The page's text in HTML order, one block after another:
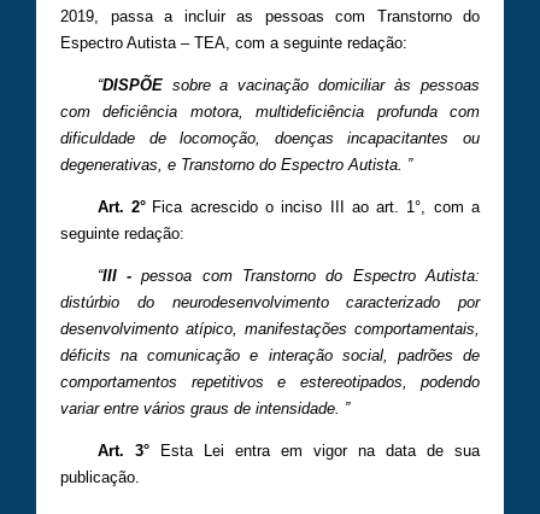
2019, passa a incluir as pessoas com Transtorno do
Espectro Autista – TEA, com a seguinte redação:
“DISPÕEsobre a vacinação domiciliar às pessoas
com deficiência motora, multideficiência profunda com
dificuldade de locomoção, doenças incapacitantes ou
degenerativas, e Transtorno do Espectro Autista. ”
Art. 2° Fica acrescido o inciso III ao art. 1°, com a
seguinte redação:
“III - pessoa com Transtorno do Espectro Autista:
distúrbio do neurodesenvolvimento caracterizado por
desenvolvimento atípico, manifestações comportamentais,
déficits na comunicação e interação social, padrões de
comportamentos repetitivos e estereotipados, podendo
variar entre vários graus de intensidade. ”
Art. 3°Esta Lei entra em vigor na data de sua
publicação.